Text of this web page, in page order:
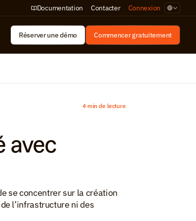
Documentation Contacter Connexion Select
Réserver une démo Commencer gratuitement
4 min de lecture
avec
se concentrer sur la création
l’infrastructure ni des